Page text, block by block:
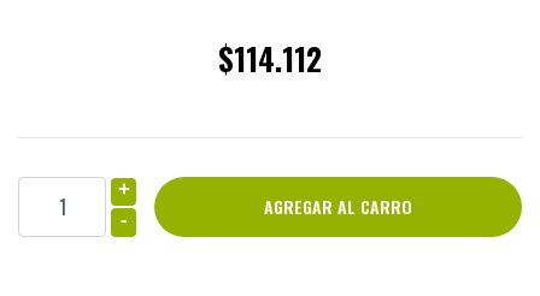
$114.112
+
-